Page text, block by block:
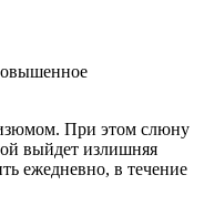
При этом слюну
выйдет излишняя
ежедневно, в течение